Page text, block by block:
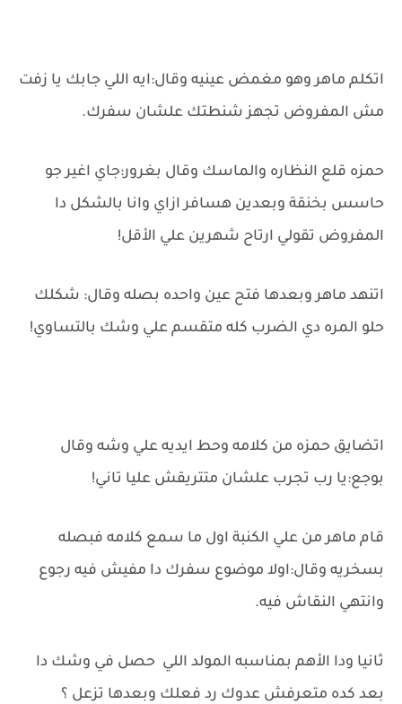
اتكلم ماهر وهو مغمض عينيه وقال:ايه اللي جابك يا زفت
مش المفروض تجهز شنطتك علشان سفرك.
حمزه قلع النظاره والماسك وقال بغرور:جاي اغير جو
حاسس بخنقة وبعدين هسافر ازاي وانا بالشكل دا
المفروض تقولي ارتاح شهرين علي الأقل!
اتنهد ماهر وبعدها فتح عين واحده بصله وقال: شكلك
حلو المره دي الضرب كله متقسم علي وشك بالتساوي!
اتضايق حمزه من كلامه وحط ايديه علي وشه وقال
بوجع:يا رب تجرب علشان متتريقش عليا تاني!
قام ماهر من علي الكنبة اول ما سمع كلامه فبصله
بسخريه وقال:اولا موضوع سفرك دا مفيش فيه رجوع
وانتهي النقاش فيه.
ثانيا ودا الأهم بمناسبه المولد اللي حصل في وشك دا
بعد كده متعرفش عدوك رد فعلك وبعدها تزعل ؟